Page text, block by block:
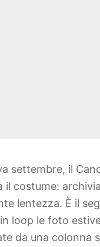
settembre, il
il costume:
lentezza. È il
loop le foto
da una colonna